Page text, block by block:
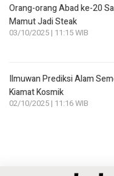
Orang-orang Abad ke-20
Mamut Jadi Steak
03/10/2025 | 11:15 WIB
Ilmuwan Prediksi Alam
Kiamat Kosmik
02/10/2025 | 11:16 WIB